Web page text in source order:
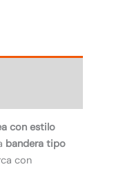
con estilo
bandera tipo
con